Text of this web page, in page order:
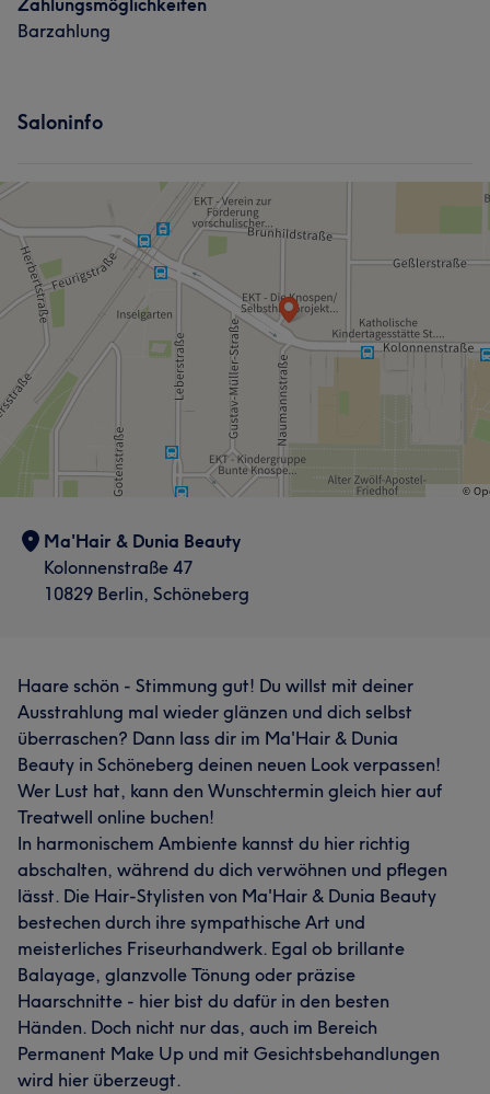
Zahlungsmöglichkeiten
Barzahlung
Saloninfo
Ma'Hair & Dunia Beauty
Kolonnenstraße 47
10829 Berlin, Schöneberg
Haare schön - Stimmung gut! Du willst mit deiner
Ausstrahlung mal wieder glänzen und dich selbst
überraschen? Dann lass dir im Ma'Hair & Dunia
Beauty in Schöneberg deinen neuen Look verpassen!
Wer Lust hat, kann den Wunschtermin gleich hier auf
Treatwell online buchen!
In harmonischem Ambiente kannst du hier richtig
abschalten, während du dich verwöhnen und pflegen
lässt. Die Hair-Stylisten von Ma'Hair & Dunia Beauty
bestechen durch ihre sympathische Art und
meisterliches Friseurhandwerk. Egal ob brillante
Balayage, glanzvolle Tönung oder präzise
Haarschnitte - hier bist du dafür in den besten
Händen. Doch nicht nur das, auch im Bereich
Permanent Make Up und mit Gesichtsbehandlungen
wird hier überzeugt.